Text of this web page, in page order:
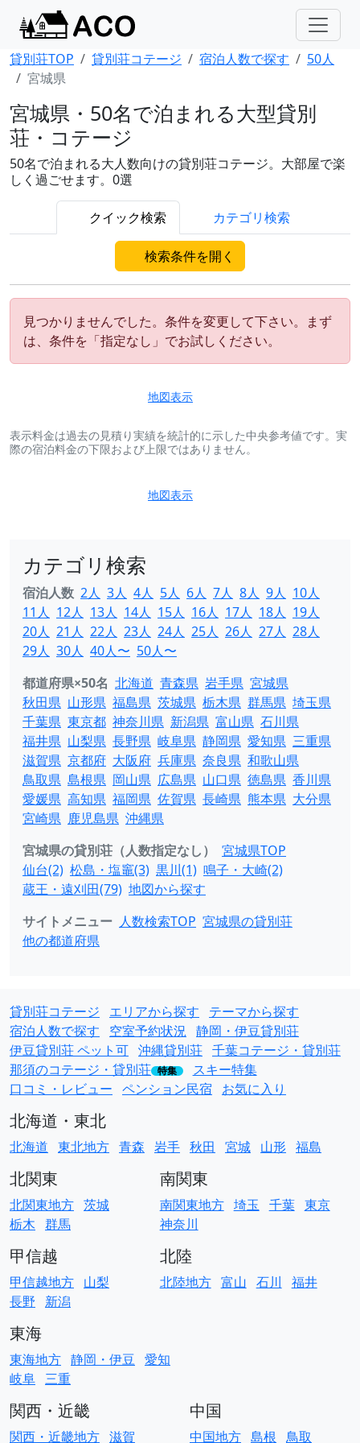
貸別荘TOP 貸別荘コテージ 宿泊人数で探す
50人
宮城県
宮城県・50名で泊まれる大型貸別
荘・コテージ
50名で泊まれる大人数向けの貸別荘コテージ。大部屋で楽
しく過ごせます。0選
クイック検索 カテゴリ検索
検索条件を開く
見つかりませんでした。条件を変更して下さい。まず
は、条件を「指定なし」でお試しください。
地図表示
表示料金は過去の見積り実績を統計的に示した中央参考値です。実
際の宿泊料金の下限および上限ではありません。
地図表示
カテゴリ検索
宿泊人数 2人 3人 4人 5人 6人 7人 8人 9人 10人
11人 12人 13人 14人 15人 16人 17人 18人 19人
20人 21人 22人 23人 24人 25人 26人 27人 28人
29人 30人 40人〜 50人〜
都道府県×50名 北海道 青森県 岩手県 宮城県
秋田県 山形県 福島県 茨城県 栃木県 群馬県 埼玉県
千葉県 東京都 神奈川県 新潟県 富山県 石川県
福井県 山梨県 長野県 岐阜県 静岡県 愛知県 三重県
滋賀県 京都府 大阪府 兵庫県 奈良県 和歌山県
鳥取県 島根県 岡山県 広島県 山口県 徳島県 香川県
愛媛県 高知県 福岡県 佐賀県 長崎県 熊本県 大分県
宮崎県 鹿児島県 沖縄県
宮城県の貸別荘（人数指定なし）
宮城県TOP
仙台(2) 松島・塩竈(3) 黒川(1) 鳴子・大崎(2)
蔵王・遠刈田(79) 地図から探す
サイトメニュー 人数検索TOP 宮城県の貸別荘
他の都道府県
貸別荘コテージ エリアから探す
テーマから探す
宿泊人数で探す
空室予約状況 静岡・伊豆貸別荘
伊豆貸別荘 ペット可 沖縄貸別荘 千葉コテージ・貸別荘
那須のコテージ・貸別荘 特集
スキー特集
口コミ・レビュー ペンション民宿 お気に入り
北海道・東北
北海道 東北地方 青森 岩手 秋田 宮城 山形 福島
北関東
北関東地方 茨城
栃木 群馬
南関東
南関東地方 埼玉 千葉 東京
神奈川
甲信越
甲信越地方 山梨
長野
新潟
北陸
北陸地方 富山 石川 福井
東海
東海地方 静岡・伊豆 愛知
岐阜 三重
関西・近畿
関西・近畿地方 滋賀
中国
中国地方 島根 鳥取